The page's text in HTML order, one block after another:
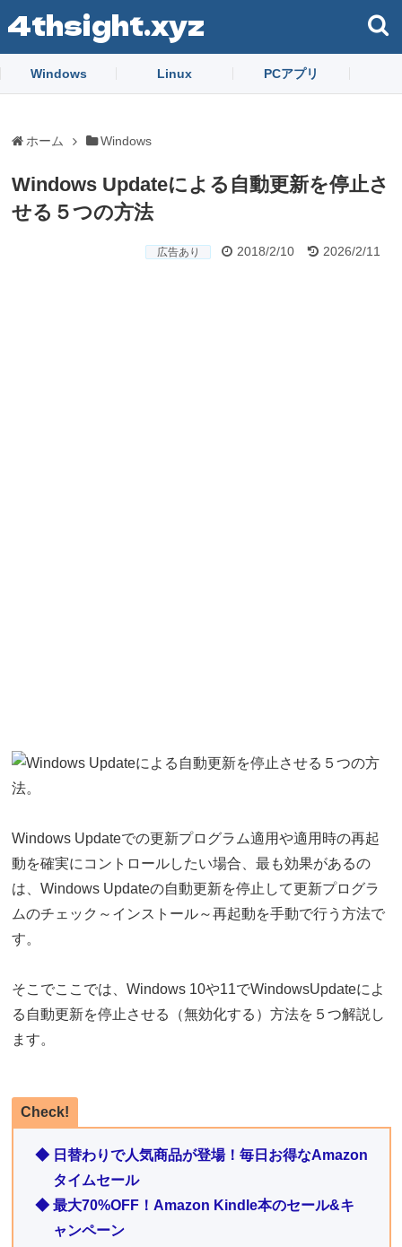
4thsight.xyz
Windows Linux PCアプリ
ホーム Windows
Windows Updateによる自動更新を停止さ
せる５つの方法
広告あり 2018/2/10 2026/2/11
Windows Updateでの更新プログラム適用や適用時の再起
動を確実にコントロールしたい場合、最も効果があるの
は、Windows Updateの自動更新を停止して更新プログラ
ムのチェック～インストール～再起動を手動で行う方法で
す。
そこでここでは、Windows 10や11でWindowsUpdateによ
る自動更新を停止させる（無効化する）方法を５つ解説し
ます。
Check!
◆ 日替わりで人気商品が登場！毎日お得なAmazon
タイムセール
◆ 最大70%OFF！Amazon Kindle本のセール&キ
ャンペーン